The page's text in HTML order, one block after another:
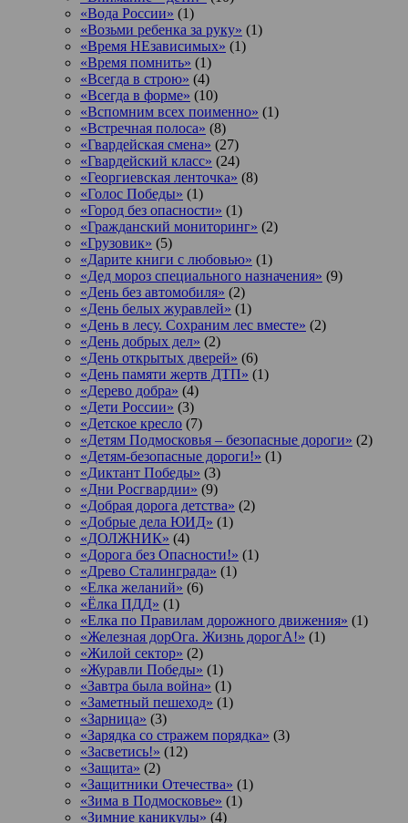
«Вода России» (1)
«Возьми ребенка за руку» (1)
«Время НЕзависимых» (1)
«Время помнить» (1)
«Всегда в строю» (4)
«Всегда в форме» (10)
«Вспомним всех поименно» (1)
«Встречная полоса» (8)
«Гвардейская смена» (27)
«Гвардейский класс» (24)
«Георгиевская ленточка» (8)
«Голос Победы» (1)
«Город без опасности» (1)
«Гражданский мониторинг» (2)
«Грузовик» (5)
«Дарите книги с любовью» (1)
«Дед мороз специального назначения» (9)
«День без автомобиля» (2)
«День белых журавлей» (1)
«День в лесу. Сохраним лес вместе» (2)
«День добрых дел» (2)
«День открытых дверей» (6)
«День памяти жертв ДТП» (1)
«Дерево добра» (4)
«Дети России» (3)
«Детское кресло (7)
«Детям Подмосковья – безопасные дороги» (2)
«Детям-безопасные дороги!» (1)
«Диктант Победы» (3)
«Дни Росгвардии» (9)
«Добрая дорога детства» (2)
«Добрые дела ЮИД» (1)
«ДОЛЖНИК» (4)
«Дорога без Опасности!» (1)
«Древо Сталинграда» (1)
«Елка желаний» (6)
«Ёлка ПДД» (1)
«Елка по Правилам дорожного движения» (1)
«Железная дорОга. Жизнь дорогА!» (1)
«Жилой сектор» (2)
«Журавли Победы» (1)
«Завтра была война» (1)
«Заметный пешеход» (1)
«Зарница» (3)
«Зарядка со стражем порядка» (3)
«Засветись!» (12)
«Защита» (2)
«Защитники Отечества» (1)
«Зима в Подмосковье» (1)
«Зимние каникулы» (4)